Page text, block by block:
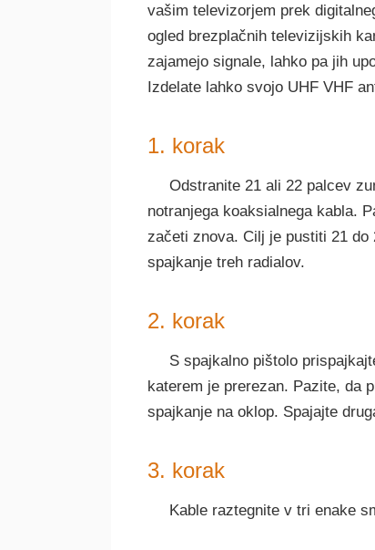
vašim televizorjem prek
ogled brezplačnih televizijskih
zajamejo signale, lahko pa jih
Izdelate lahko svojo UHF VHF
1. korak
Odstranite 21 ali 22 palcev
notranjega koaksialnega kabla.
začeti znova. Cilj je pustiti 21
spajkanje treh radialov.
2. korak
S spajkalno pištolo
katerem je prerezan. Pazite, da
spajkanje na oklop. Spajajte
3. korak
Kable raztegnite v tri enake